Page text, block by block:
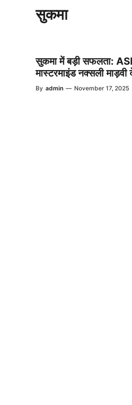
सुकमा
सुकमा में बड़ी सफलता:
मास्टरमाइंड नक्सली
By admin — November 17, 2025